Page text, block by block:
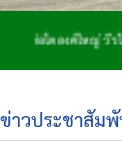
องค์ใหญ่ วีรไทยใจ
ข่าวประชาสัม